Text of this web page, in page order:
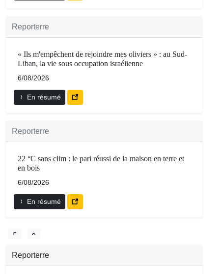
Reporterre
« Ils m'empêchent de rejoindre mes oliviers » : au Sud-
Liban, la vie sous occupation israélienne
6/08/2026
En résumé
Reporterre
22 °C sans clim : le pari réussi de la maison en terre et
en bois
6/08/2026
En résumé
Reporterre